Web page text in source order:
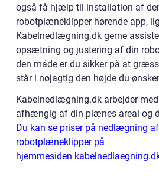
også få hjælp til installation af
robotplæneklipper hørende app,
Kabelnedlægning.dk gerne
opsætning og justering af din
den måde er du sikker på at
står i nøjagtig den højde du
Kabelnedlægning.dk arbejder
afhængig af din plænes areal og
Du kan se priser på nedlægning
robotplæneklipper på
hjemmesiden